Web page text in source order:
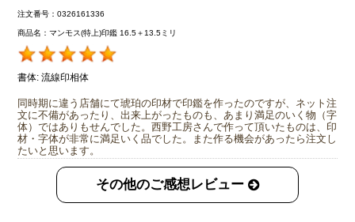
注文番号：0326161336
商品名：マンモス(特上)印鑑 16.5＋13.5ミリ
書体: 流線印相体
同時期に違う店舗にて琥珀の印材で印鑑を作ったのですが、ネット注
文に不備があったり、出来上がったものも、あまり満足のいく物（字
体）ではありもせんでした。西野工房さんで作って頂いたものは、印
材・字体が非常に満足いく品でした。また作る機会があったら注文し
たいと思います。
その他のご感想レビュー